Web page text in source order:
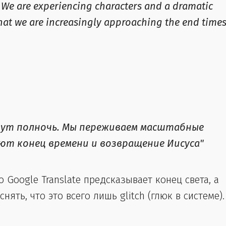
are experiencing characters and a dramatic
we are increasingly approaching the end times
полночь. Мы переживаем масштабные
конец времени и возвращение Иисуса"
Translate предсказывает конец света, а
что это всего лишь glitch (глюк в системе).